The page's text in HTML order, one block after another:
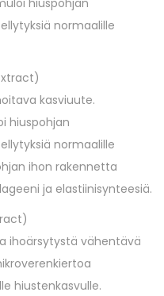
hiuspohjan
normaalille
kasviuute.
hiuspohjan
normaalille
ihon rakennetta
ja elastiinisynteesiä.
ihoärsytystä vähentävä
hiustenkasvulle.